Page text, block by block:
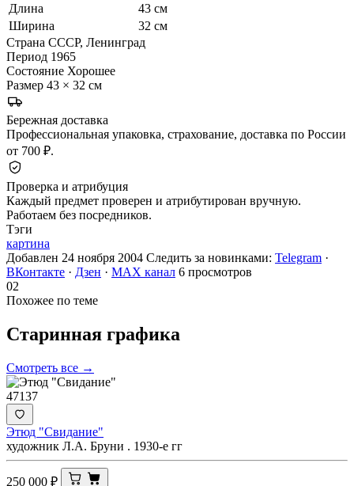
Длина
43 см
Ширина
32 см
Страна СССР, Ленинград
Период 1965
Состояние Хорошее
Размер 43 × 32 см
Бережная доставка
Профессиональная упаковка, страхование, доставка по России
от 700 ₽.
Проверка и атрибуция
Каждый предмет проверен и атрибутирован вручную.
Работаем без посредников.
Тэги
картина
Добавлен 24 ноября 2004 Следить за новинками: Telegram ·
ВКонтакте · Дзен · MAX канал 6 просмотров
02
Похожее по теме
Старинная графика
Смотреть все →
47137
Этюд "Свидание"
художник Л.А. Бруни . 1930-е гг
250 000 ₽